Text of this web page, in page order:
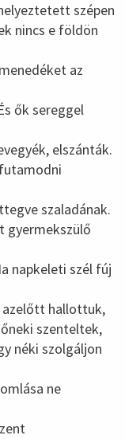
szépen
nincs e földön
az
ők sereggel
elszánták.
szaladának.
gyermekszülő
napkeleti szél fúj
azelőtt hallottuk,
szenteltek,
néki szolgáljon
ne